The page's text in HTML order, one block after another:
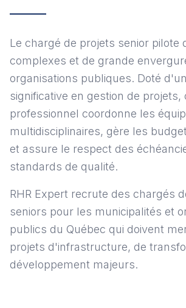
Le chargé de projets senior pilote
complexes et de grande
organisations publiques. Doté
significative en gestion de projets,
professionnel coordonne les
multidisciplinaires, gère les
et assure le respect des
standards de qualité.
RHR Expert recrute des chargés
seniors pour les municipalités et
publics du Québec qui doivent
projets d'infrastructure, de
développement majeurs.